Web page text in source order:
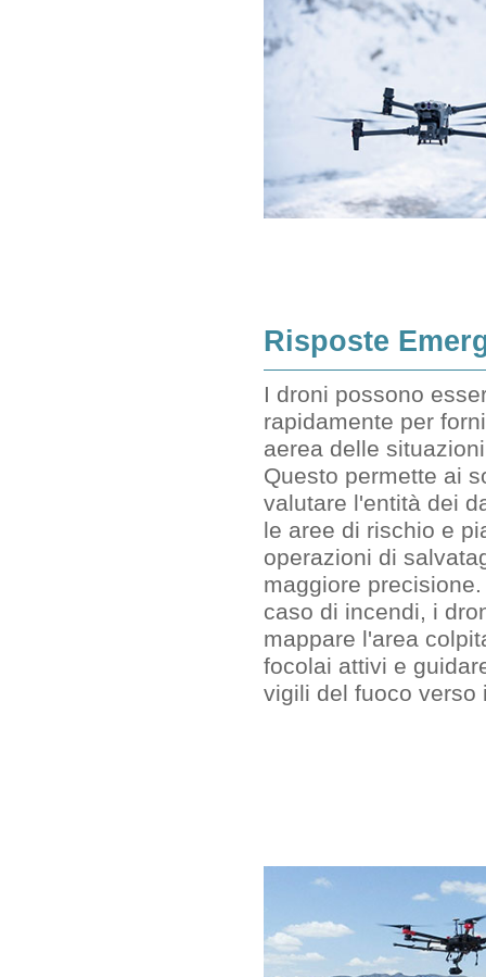
Risposte
I droni possono
rapidamente per
aerea delle
Questo permette ai
valutare l'entità dei
le aree di rischio e
operazioni di
maggiore
caso di incendi, i
mappare l'area
focolai attivi e
vigili del fuoco verso